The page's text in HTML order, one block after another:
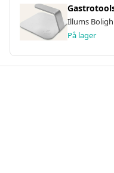
Illums
På lager